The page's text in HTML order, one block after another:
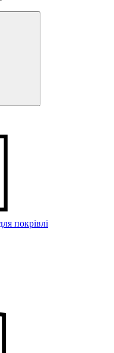
покрівлі